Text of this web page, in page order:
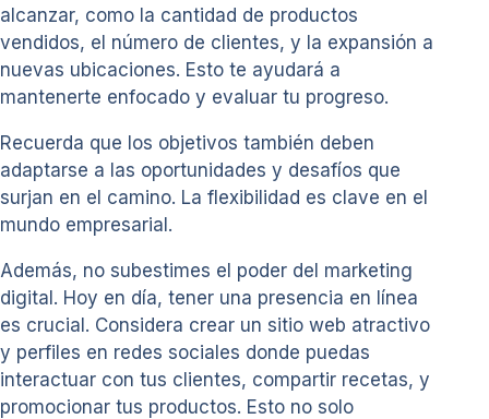
alcanzar, como la cantidad de productos
vendidos, el número de clientes, y la expansión a
nuevas ubicaciones. Esto te ayudará a
mantenerte enfocado y evaluar tu progreso.
Recuerda que los objetivos también deben
adaptarse a las oportunidades y desafíos que
surjan en el camino. La flexibilidad es clave en el
mundo empresarial.
Además, no subestimes el poder del marketing
digital. Hoy en día, tener una presencia en línea
es crucial. Considera crear un sitio web atractivo
y perfiles en redes sociales donde puedas
interactuar con tus clientes, compartir recetas, y
promocionar tus productos. Esto no solo